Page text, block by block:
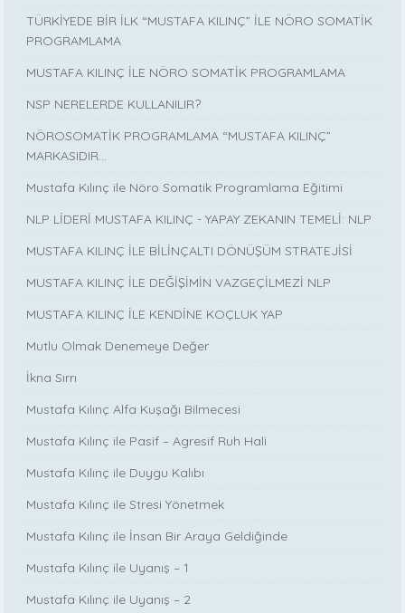
TÜRKİYEDE BİR İLK “MUSTAFA KILINÇ” İLE NÖRO SOMATİK
PROGRAMLAMA
MUSTAFA KILINÇ İLE NÖRO SOMATİK PROGRAMLAMA
NSP NERELERDE KULLANILIR?
NÖROSOMATİK PROGRAMLAMA “MUSTAFA KILINÇ”
MARKASIDIR…
Mustafa Kılınç ile Nöro Somatik Programlama Eğitimi
NLP LİDERİ MUSTAFA KILINÇ - YAPAY ZEKANIN TEMELİ: NLP
MUSTAFA KILINÇ İLE BİLİNÇALTI DÖNÜŞÜM STRATEJİSİ
MUSTAFA KILINÇ İLE DEĞİŞİMİN VAZGEÇİLMEZİ NLP
MUSTAFA KILINÇ İLE KENDİNE KOÇLUK YAP
Mutlu Olmak Denemeye Değer
İkna Sırrı
Mustafa Kılınç Alfa Kuşağı Bilmecesi
Mustafa Kılınç ile Pasif – Agresif Ruh Hali
Mustafa Kılınç ile Duygu Kalıbı
Mustafa Kılınç ile Stresi Yönetmek
Mustafa Kılınç ile İnsan Bir Araya Geldiğinde
Mustafa Kılınç ile Uyanış – 1
Mustafa Kılınç ile Uyanış – 2